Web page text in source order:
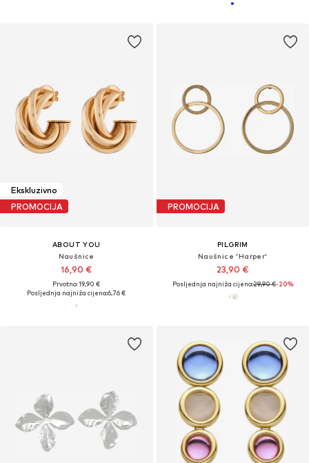
Ekskluzivno
PROMOCIJA
ABOUT YOU
Naušnice
16,90 €
Prvotno: 19,90 €
Posljednja najniža cijena:6,76 €
PROMOCIJA
PILGRIM
Naušnice 'Harper'
23,90 €
Posljednja najniža cijena:29,90 €-20%